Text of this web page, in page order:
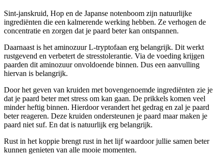
Sint-janskruid, Hop en de Japanse notenboom zijn natuurlijke
ingrediënten die een kalmerende werking hebben. Ze verhogen de
concentratie en zorgen dat je paard beter kan ontspannen.
Daarnaast is het aminozuur L-tryptofaan erg belangrijk. Dit werkt
rustgevend en verbetert de stresstolerantie. Via de voeding krijgen
paarden dit aminozuur onvoldoende binnen. Dus een aanvulling
hiervan is belangrijk.
Door het geven van kruiden met bovengenoemde ingrediënten zie je
dat je paard beter met stress om kan gaan. De prikkels komen veel
minder heftig binnen. Hierdoor verandert het gedrag en zal je paard
beter reageren. Deze kruiden ondersteunen je paard maar maken je
paard niet suf. En dat is natuurlijk erg belangrijk.
Rust in het koppie brengt rust in het lijf waardoor jullie samen beter
kunnen genieten van alle mooie momenten.